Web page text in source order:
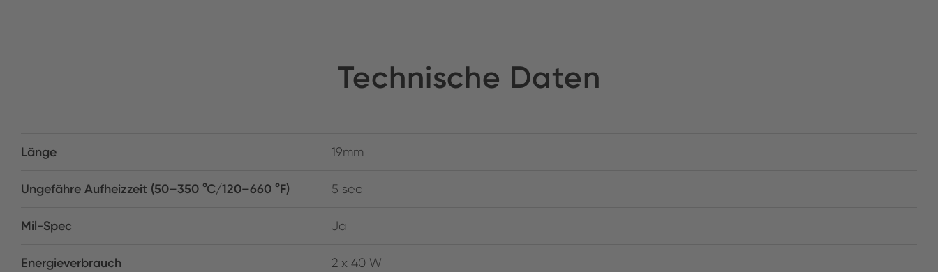
Technische Daten
Länge 19mm
Ungefähre Aufheizzeit (50–350 °C/120–660 °F) 5 sec
Mil-Spec Ja
Energieverbrauch 2 x 40 W